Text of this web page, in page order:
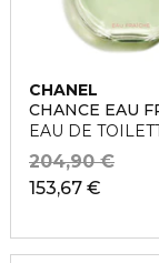
CHANEL
CHANCE EAU
EAU DE
153,67 €
204,90 €